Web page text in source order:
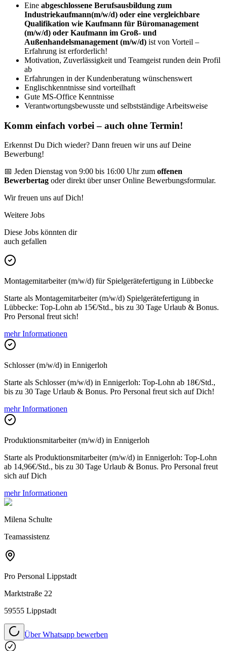
Eine abgeschlossene Berufsausbildung zum
Industriekaufmann(m/w/d) oder eine vergleichbare
Qualifikation wie Kaufmann für Büromanagement
(m/w/d) oder Kaufmann im Groß- und
Außenhandelsmanagement (m/w/d) ist von Vorteil –
Erfahrung ist erforderlich!
Motivation, Zuverlässigkeit und Teamgeist runden dein Profil
ab
Erfahrungen in der Kundenberatung wünschenswert
Englischkenntnisse sind vorteilhaft
Gute MS-Office Kenntnisse
Verantwortungsbewusste und selbstständige Arbeitsweise
Komm einfach vorbei – auch ohne Termin!
Erkennst Du Dich wieder? Dann freuen wir uns auf Deine
Bewerbung!
📅 Jeden Dienstag von 9:00 bis 16:00 Uhr zum offenen
Bewerbertag oder direkt über unser Online Bewerbungsformular.
Wir freuen uns auf Dich!
Weitere Jobs
Diese Jobs könnten dir
auch gefallen
Montagemitarbeiter (m/w/d) für Spielgerätefertigung in Lübbecke
Starte als Montagemitarbeiter (m/w/d) Spielgerätefertigung in
Lübbecke: Top-Lohn ab 15€/Std., bis zu 30 Tage Urlaub & Bonus.
Pro Personal freut sich!
mehr Informationen
Schlosser (m/w/d) in Ennigerloh
Starte als Schlosser (m/w/d) in Ennigerloh: Top-Lohn ab 18€/Std.,
bis zu 30 Tage Urlaub & Bonus. Pro Personal freut sich auf Dich!
mehr Informationen
Produktionsmitarbeiter (m/w/d) in Ennigerloh
Starte als Produktionsmitarbeiter (m/w/d) in Ennigerloh: Top-Lohn
ab 14,96€/Std., bis zu 30 Tage Urlaub & Bonus. Pro Personal freut
sich auf Dich
mehr Informationen
Milena Schulte
Teamassistenz
Pro Personal Lippstadt
Marktstraße 22
59555 Lippstadt
Über Whatsapp bewerben